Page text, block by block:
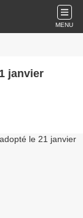
MENU
janvier